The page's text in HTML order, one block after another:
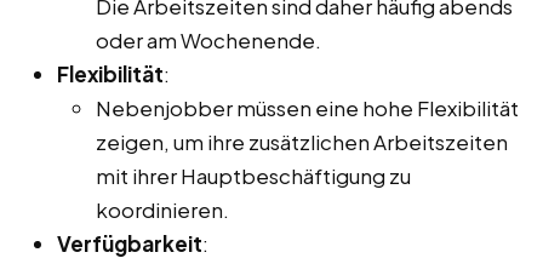
Die Arbeitszeiten sind daher häufig abends
oder am Wochenende.
Flexibilität:
Nebenjobber müssen eine hohe Flexibilität
zeigen, um ihre zusätzlichen Arbeitszeiten
mit ihrer Hauptbeschäftigung zu
koordinieren.
Verfügbarkeit: